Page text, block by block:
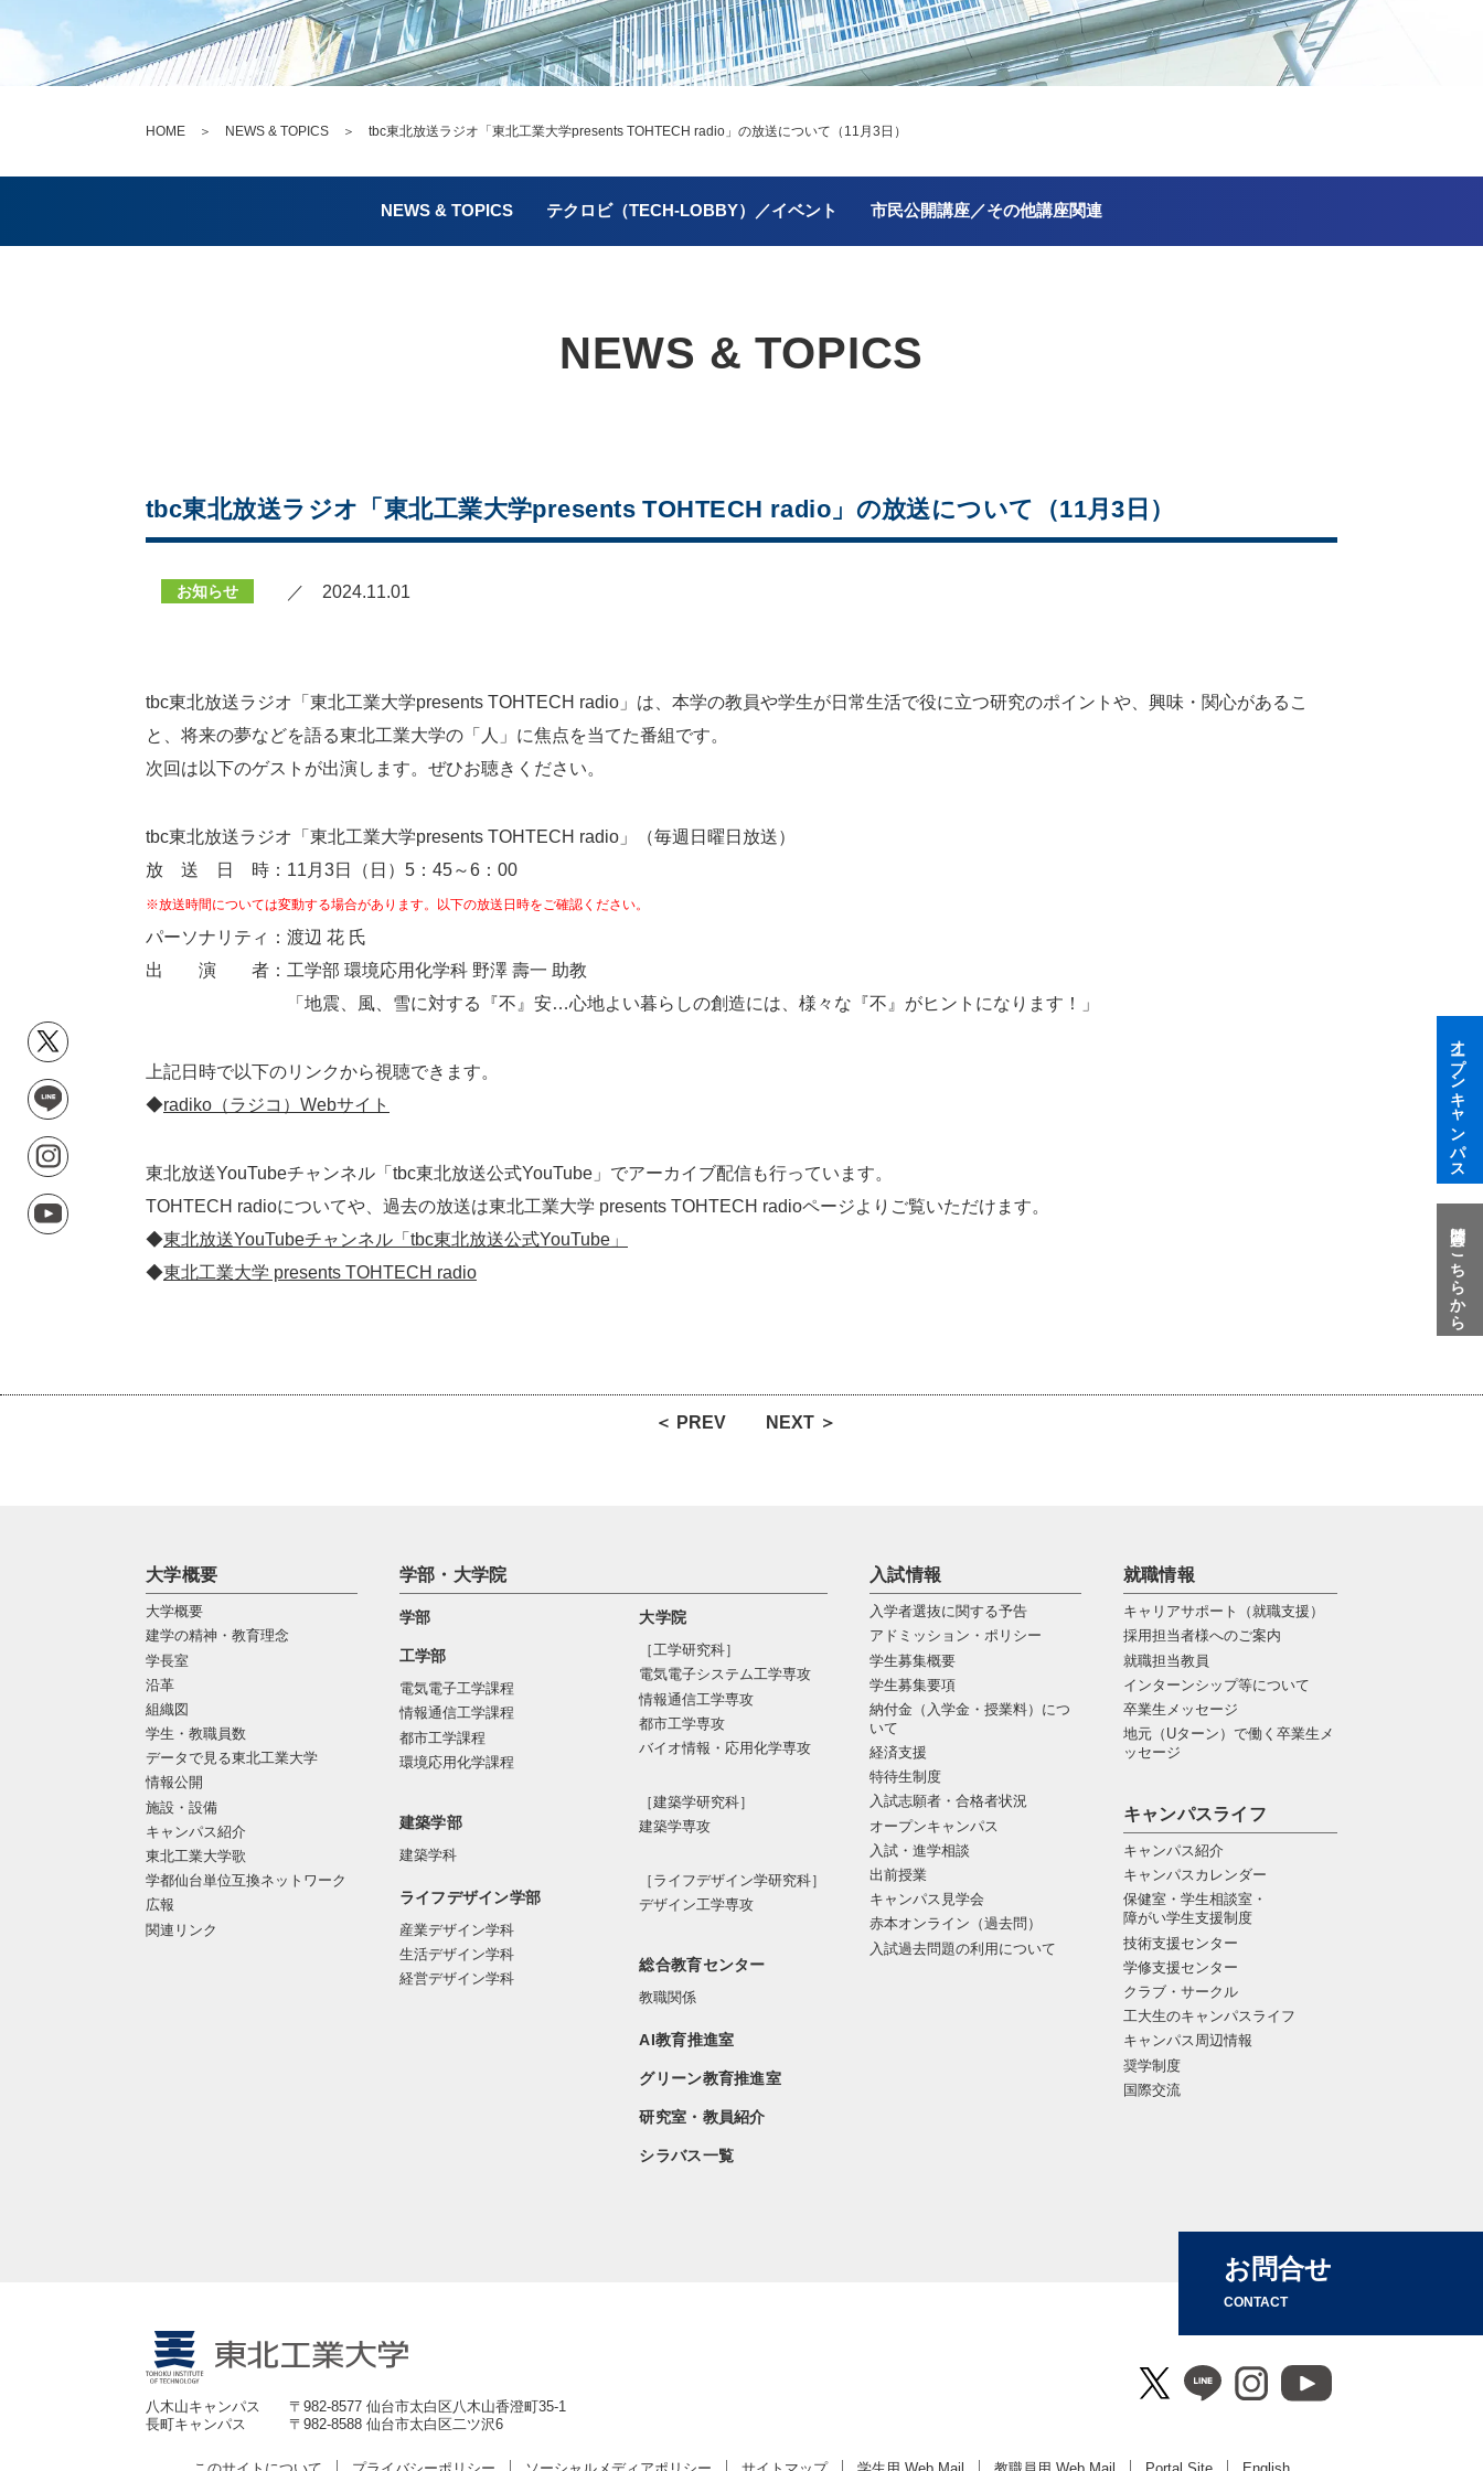
HOME ＞ NEWS & TOPICS ＞ tbc東北放送ラジオ「東北工業大学presents TOHTECH radio」の放送について（11月3日）
NEWS & TOPICS テクロビ（TECH-LOBBY）／イベント 市民公開講座／その他講座関連
NEWS & TOPICS
tbc東北放送ラジオ「東北工業大学presents TOHTECH radio」の放送について（11月3日）
お知らせ ／ 2024.11.01
tbc東北放送ラジオ「東北工業大学presents TOHTECH radio」は、本学の教員や学生が日常生活で役に立つ研究のポイントや、興味・関心があるこ
と、将来の夢などを語る東北工業大学の「人」に焦点を当てた番組です。
次回は以下のゲストが出演します。ぜひお聴きください。
tbc東北放送ラジオ「東北工業大学presents TOHTECH radio」（毎週日曜日放送）
放 送 日 時：11月3日（日）5：45～6：00
※放送時間については変動する場合があります。以下の放送日時をご確認ください。
パーソナリティ：渡辺 花 氏
出 演 者：工学部 環境応用化学科 野澤 壽一 助教
「地震、風、雪に対する『不』安…心地よい暮らしの創造には、様々な『不』がヒントになります！」
上記日時で以下のリンクから視聴できます。
◆radiko（ラジコ）Webサイト
東北放送YouTubeチャンネル「tbc東北放送公式YouTube」でアーカイブ配信も行っています。
TOHTECH radioについてや、過去の放送は東北工業大学 presents TOHTECH radioページよりご覧いただけます。
◆東北放送YouTubeチャンネル「tbc東北放送公式YouTube」
◆東北工業大学 presents TOHTECH radio
＜ PREV NEXT ＞
大学概要
大学概要
建学の精神・教育理念
学長室
沿革
組織図
学生・教職員数
データで見る東北工業大学
情報公開
施設・設備
キャンパス紹介
東北工業大学歌
学都仙台単位互換ネットワーク
広報
関連リンク
学部・大学院
学部
工学部
電気電子工学課程
情報通信工学課程
都市工学課程
環境応用化学課程
建築学部
建築学科
ライフデザイン学部
産業デザイン学科
生活デザイン学科
経営デザイン学科
大学院
［工学研究科］
電気電⼦システム⼯学専攻
情報通信⼯学専攻
都市⼯学専攻
バイオ情報・応⽤化学専攻
［建築学研究科］
建築学専攻
［ライフデザイン学研究科］
デザイン工学専攻
総合教育センター
教職関係
AI教育推進室
グリーン教育推進室
研究室・教員紹介
シラバス一覧
入試情報
入学者選抜に関する予告
アドミッション・ポリシー
学生募集概要
学生募集要項
納付金（入学金・授業料）につ
いて
経済支援
特待生制度
入試志願者・合格者状況
オープンキャンパス
入試・進学相談
出前授業
キャンパス見学会
赤本オンライン（過去問）
入試過去問題の利用について
就職情報
キャリアサポート（就職支援）
採用担当者様へのご案内
就職担当教員
インターンシップ等について
卒業生メッセージ
地元（Uターン）で働く卒業生メ
ッセージ
キャンパスライフ
キャンパス紹介
キャンパスカレンダー
保健室・学生相談室・
障がい学生支援制度
技術支援センター
学修支援センター
クラブ・サークル
工大生のキャンパスライフ
キャンパス周辺情報
奨学制度
国際交流
お問合せ
CONTACT
八木山キャンパス
〒982-8577 仙台市太白区八木山香澄町35-1
長町キャンパス
〒982-8588 仙台市太白区二ツ沢6
オープンキャンパス
質問はこちらから